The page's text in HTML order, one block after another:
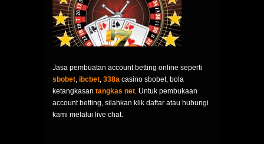
Jasa pembuatan account betting online seperti
sbobet, ibcbet, 338a casino sbobet, bola
ketangkasan tangkas net. Untuk pembukaan
account betting, silahkan klik daftar atau hubungi
kami melalui live chat.